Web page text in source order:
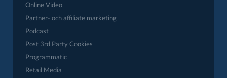
Online Video
Partner- och affiliate marketing
Podcast
Post 3rd Party Cookies
Programmatic
Retail Media